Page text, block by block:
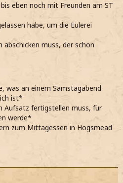
eben noch mit Freunden am ST
habe, um die Eulerei
muss, der schon
was an einem Samstagabend
ist*
Aufsatz fertigstellen muss, für
werde*
zum Mittagessen in Hogsmead